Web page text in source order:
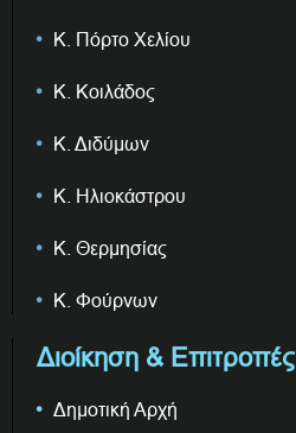
Κ. Πόρτο Χελίου
Κ. Κοιλάδος
Κ. Διδύμων
Κ. Ηλιοκάστρου
Κ. Θερμησίας
Κ. Φούρνων
Διοίκηση & Επιτροπές
Δημοτική Αρχή